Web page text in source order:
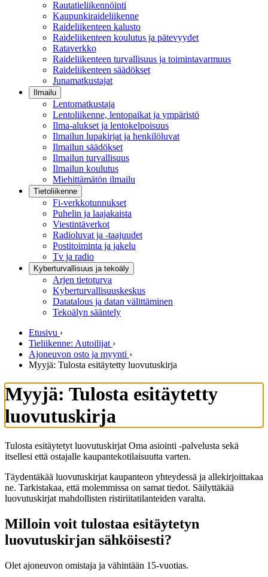
Rautatieliikennöinti
Kaupunkiraideliikenne
Raideliikenteen kalusto
Raideliikenteen koulutus ja pätevyydet
Rataverkko
Raideliikenteen turvallisuus ja toimintavarmuus
Raideliikenteen säädökset
Junamatkustajat
Ilmailu
Lentomatkustaja
Lentoliikenne, lentopaikat ja ympäristö
Ilma-alukset ja lentokelpoisuus
Ilmailun lupakirjat ja henkilöluvat
Ilmailun säädökset
Ilmailun turvallisuus
Ilmailun koulutus
Miehittämätön ilmailu
Tietoliikenne
Fi-verkkotunnukset
Puhelin ja laajakaista
Viestintäverkot
Radioluvat ja -taajuudet
Postitoiminta ja jakelu
Tv ja radio
Kyberturvallisuus ja tekoäly
Arjen tietoturva
Kyberturvallisuuskeskus
Datatalous ja datan välittäminen
Tekoälyn sääntely
Etusivu ›
Tieliikenne: Autoilijat ›
Ajoneuvon osto ja myynti ›
Myyjä: Tulosta esitäytetty luovutuskirja
Myyjä: Tulosta esitäytetty
luovutuskirja
Tulosta esitäytetyt luovutuskirjat Oma asiointi -palvelusta sekä
itsellesi että ostajalle kaupantekotilaisuutta varten.
Täydentäkää luovutuskirjat kaupanteon yhteydessä ja allekirjoittakaa
ne. Tarkistakaa, että molemmissa on samat tiedot. Säilyttäkää
luovutuskirjat mahdollisten ristiriitatilanteiden varalta.
Milloin voit tulostaa esitäytetyn
luovutuskirjan sähköisesti?
Olet ajoneuvon omistaja ja vähintään 15-vuotias.